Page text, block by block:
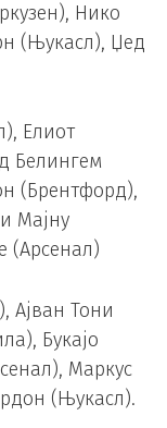
Нико
(Њукасл), Џед
Елиот
Белингем
(Брентфорд),
Мајну
(Арсенал)
Ајван Тони
Букајо
Маркус
(Њукасл).